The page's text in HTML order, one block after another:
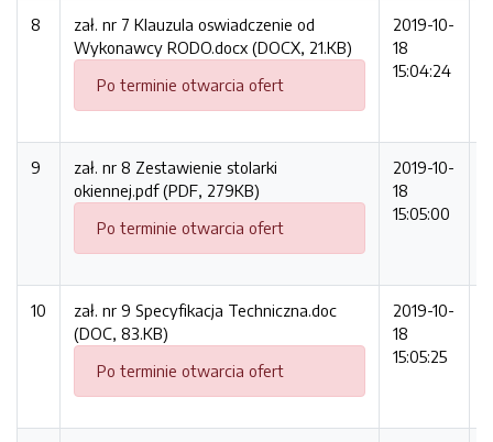
8
zał. nr 7 Klauzula oswiadczenie od
Wykonawcy RODO.docx (DOCX, 21.KB)
Po terminie otwarcia ofert
2019-10-
18
15:04:24
9
zał. nr 8 Zestawienie stolarki
okiennej.pdf (PDF, 279KB)
Po terminie otwarcia ofert
2019-10-
18
15:05:00
10
zał. nr 9 Specyfikacja Techniczna.doc
(DOC, 83.KB)
Po terminie otwarcia ofert
2019-10-
18
15:05:25